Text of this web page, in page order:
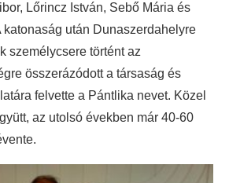
Lőrincz István, Sebő Mária és
katonaság után Dunaszerdahelyre
személycsere történt az
összerázódott a társaság és
felvette a Pántlika nevet. Közel
az utolsó években már 40-60